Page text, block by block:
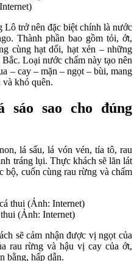
Lô trở nên đặc biệt chính là nước
Thành phần bao gồm tỏi, ớt,
cùng hạt dổi, hạt xẻn – những
Loại nước chấm này tạo nên
– cay – mặn – ngọt – bùi, mang
khó quên.
sáo sao cho đúng
lá sấu, lá vón vén, tía tô, rau
tráng lụi. Thực khách sẽ lăn lát
bộ, cuốn cùng rau rừng và chấm
(Ảnh: Internet)
sẽ cảm nhận được vị ngọt của
rau rừng và hậu vị cay của ớt,
bằng, hấp dẫn.